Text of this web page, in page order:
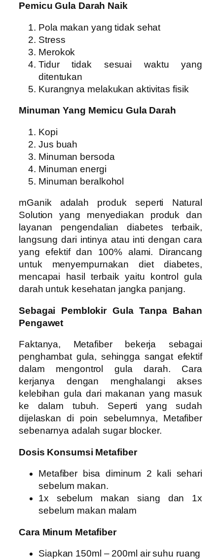
Pemicu Gula Darah Naik
Pola makan yang tidak sehat
Stress
Merokok
Tidur tidak sesuai waktu yang
ditentukan
Kurangnya melakukan aktivitas fisik
Minuman Yang Memicu Gula Darah
Kopi
Jus buah
Minuman bersoda
Minuman energi
Minuman beralkohol
mGanik adalah produk seperti Natural
Solution yang menyediakan produk dan
layanan pengendalian diabetes terbaik,
langsung dari intinya atau inti dengan cara
yang efektif dan 100% alami. Dirancang
untuk menyempurnakan diet diabetes,
mencapai hasil terbaik yaitu kontrol gula
darah untuk kesehatan jangka panjang.
Sebagai Pemblokir Gula Tanpa Bahan
Pengawet
Faktanya, Metafiber bekerja sebagai
penghambat gula, sehingga sangat efektif
dalam mengontrol gula darah. Cara
kerjanya dengan menghalangi akses
kelebihan gula dari makanan yang masuk
ke dalam tubuh. Seperti yang sudah
dijelaskan di poin sebelumnya, Metafiber
sebenarnya adalah sugar blocker.
Dosis Konsumsi Metafiber
Metafiber bisa diminum 2 kali sehari
sebelum makan.
1x sebelum makan siang dan 1x
sebelum makan malam
Cara Minum Metafiber
Siapkan 150ml – 200ml air suhu ruang